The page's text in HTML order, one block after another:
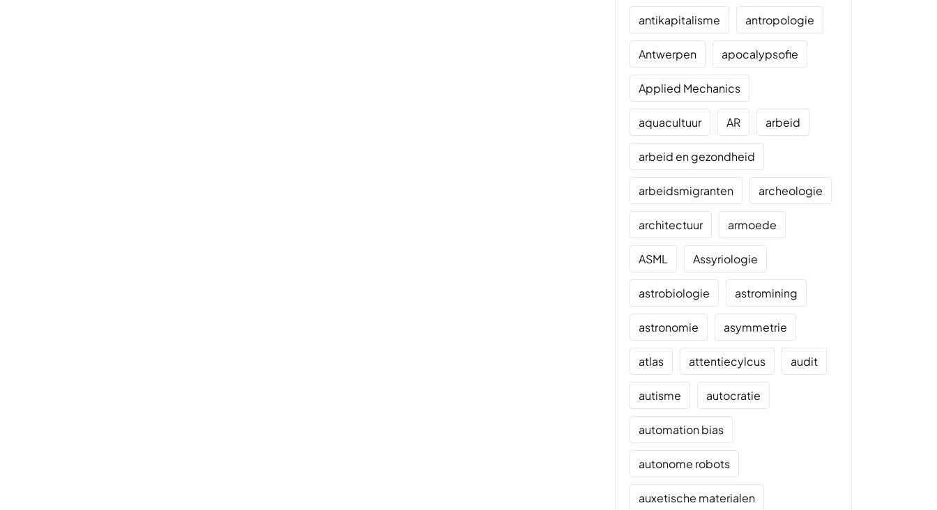
antikapitalisme antropologie
Antwerpen apocalypsofie
Applied Mechanics
aquacultuur AR arbeid
arbeid en gezondheid
arbeidsmigranten archeologie
architectuur armoede
ASML Assyriologie
astrobiologie astromining
astronomie asymmetrie
atlas attentiecylcus audit
autisme autocratie
automation bias
autonome robots
auxetische materialen